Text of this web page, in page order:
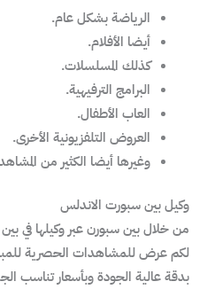
الرياضة بشكل عام.
أيضا الأفلام.
كذلك المسلسلات.
البرامج الترفيهية.
العاب الأطفال.
العروض التلفزيونية الأخرى.
وغيرها أيضا الكثير من
وكيل بين سبورت الاندلس
من خلال بين سبورن عبر وكيلها في
لكم عرض للمشاهدات الحصرية
بدقة عالية الجودة وبأسعار تناسب